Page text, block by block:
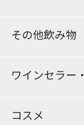
その他飲み物
ワインセラー
コスメ